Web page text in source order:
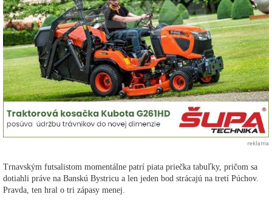
reklama
Trnavským futsalistom momentálne patrí piata priečka tabuľky, pričom sa
dotiahli práve na Banskú Bystricu a len jeden bod strácajú na tretí Púchov.
Pravda, ten hral o tri zápasy menej.